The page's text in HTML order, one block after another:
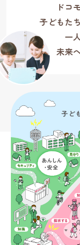
ドコ
子どもた
一
未来